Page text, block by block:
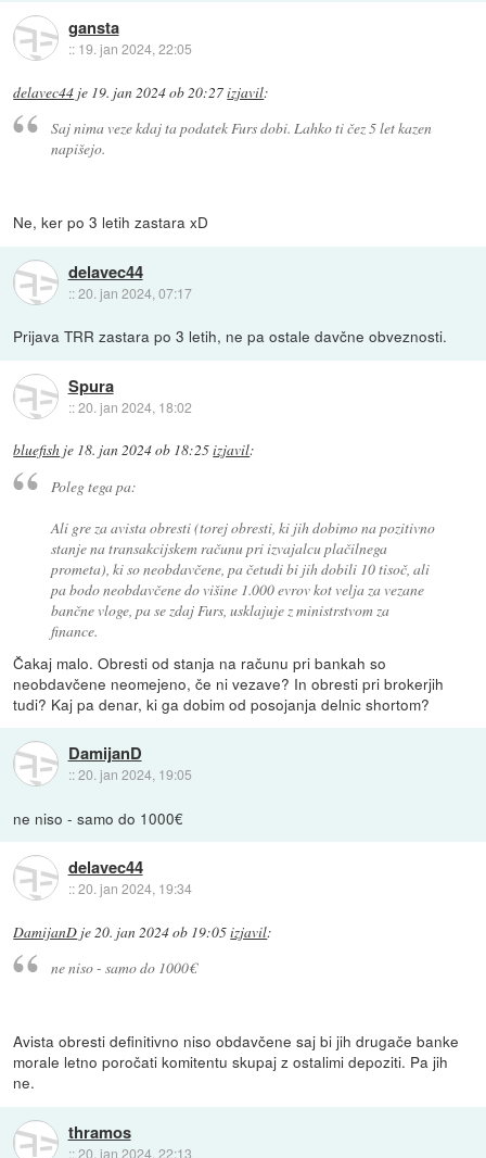
gansta
:: 19. jan 2024, 22:05
delavec44 je 19. jan 2024 ob 20:27izjavil:
Saj nima veze kdaj ta podatek Furs dobi. Lahko ti čez 5 let kazen
napišejo.
Ne, ker po 3 letih zastara xD
delavec44
::20. jan 2024, 07:17
Prijava TRR zastara po 3 letih, ne pa ostale davčne obveznosti.
Spura
::20. jan 2024, 18:02
bluefish je 18. jan 2024 ob 18:25izjavil:
Poleg tega pa:
Ali gre za avista obresti (torej obresti, ki jih dobimo na pozitivno
stanje na transakcijskem računu pri izvajalcu plačilnega
prometa), ki so neobdavčene, pa četudi bi jih dobili 10 tisoč, ali
pa bodo neobdavčene do višine 1.000 evrov kot velja za vezane
bančne vloge, pa se zdaj Furs, usklajuje z ministrstvom za
finance.
Čakaj malo. Obresti od stanja na računu pri bankah so
neobdavčene neomejeno, če ni vezave? In obresti pri brokerjih
tudi? Kaj pa denar, ki ga dobim od posojanja delnic shortom?
DamijanD
::20. jan 2024, 19:05
ne niso - samo do 1000€
delavec44
::20. jan 2024, 19:34
DamijanD je20. jan 2024 ob 19:05izjavil:
ne niso - samo do 1000€
Avista obresti definitivno niso obdavčene saj bi jih drugače banke
morale letno poročati komitentu skupaj z ostalimi depoziti. Pa jih
ne.
thramos
::20. jan 2024, 22:13